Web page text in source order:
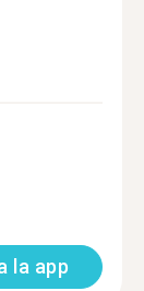
la app